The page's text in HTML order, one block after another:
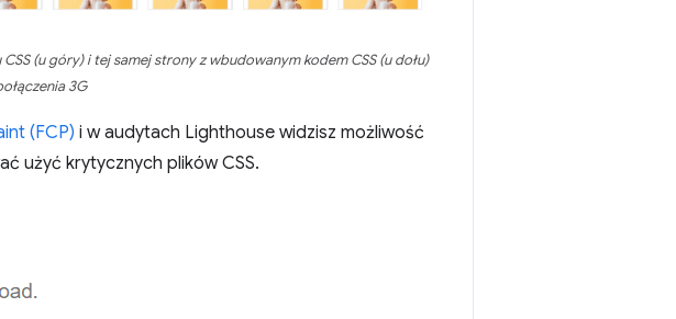
(u góry) i tej samej strony z wbudowanym kodem CSS (u dołu)
3G
(FCP) i w audytach Lighthouse widzisz możliwość
użyć krytycznych plików CSS.